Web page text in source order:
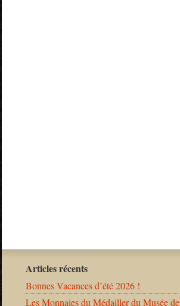
Articles récents
Bonnes Vacances d’été 2026 !
Les Monnaies du Médailler du Musée de